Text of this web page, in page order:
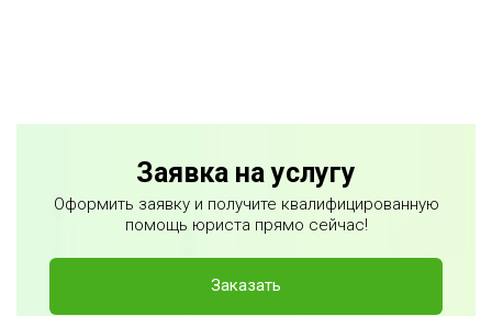
Заявка на услугу
Оформить заявку и получите квалифицированную
помощь юриста прямо сейчас!
Заказать